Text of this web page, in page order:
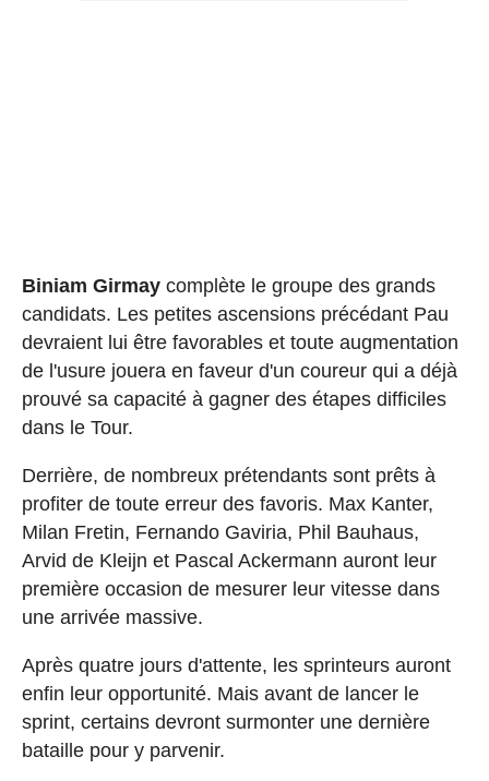
Biniam Girmaycomplète le groupe des grands
candidats. Les petites ascensions précédant Pau
devraient lui être favorables et toute augmentation
de l'usure jouera en faveur d'un coureur qui a déjà
prouvé sa capacité à gagner des étapes difficiles
dans le Tour.
Derrière, de nombreux prétendants sont prêts à
profiter de toute erreur des favoris. Max Kanter,
Milan Fretin, Fernando Gaviria, Phil Bauhaus,
Arvid de Kleijn et Pascal Ackermann auront leur
première occasion de mesurer leur vitesse dans
une arrivée massive.
Après quatre jours d'attente, les sprinteurs auront
enfin leur opportunité. Mais avant de lancer le
sprint, certains devront surmonter une dernière
bataille pour y parvenir.